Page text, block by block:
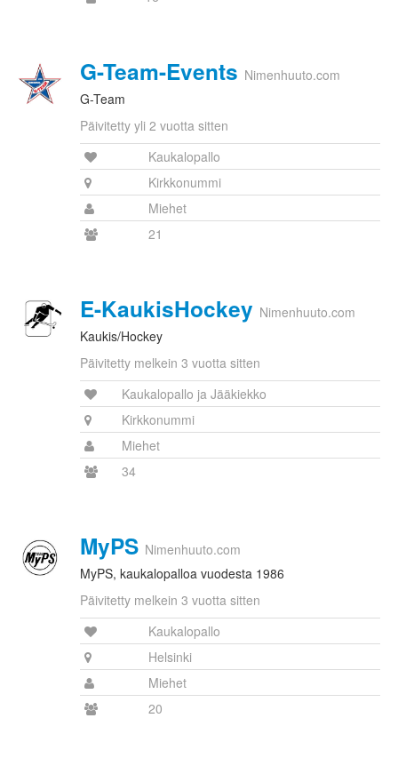
G-Team-Events Nimenhuuto.com
G-Team
Päivitetty yli 2 vuotta sitten
Kaukalopallo
Kirkkonummi
Miehet
21
E-KaukisHockey Nimenhuuto.com
Kaukis/Hockey
Päivitetty melkein 3 vuotta sitten
Kaukalopallo ja Jääkiekko
Kirkkonummi
Miehet
34
MyPS Nimenhuuto.com
MyPS, kaukalopalloa vuodesta 1986
Päivitetty melkein 3 vuotta sitten
Kaukalopallo
Helsinki
Miehet
20